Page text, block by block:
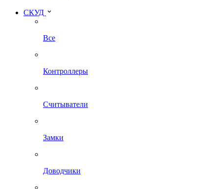
СКУД
Все
Контроллеры
Считыватели
Замки
Доводчики